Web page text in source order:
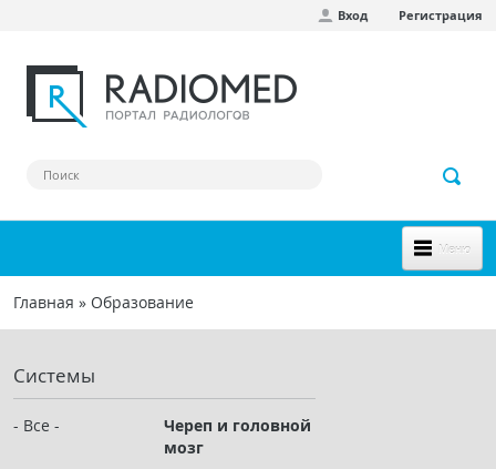
Вход Регистрация
Меню
НОВОЕ НА САЙТЕ
СООБЩЕСТВО
Клинические наблюдения
Вы здесь
Главная » Образование
Системы
- Все -
Череп и головной
мозг